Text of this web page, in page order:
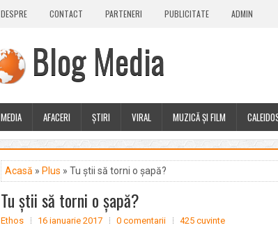
DESPRE CONTACT PARTENERI PUBLICITATE ADMIN
Blog Media
MEDIA AFACERI ȘTIRI VIRAL MUZICĂ ȘI FILM
Acasă » Plus » Tu știi să torni o șapă?
Tu știi să torni o șapă?
Ethos 16 ianuarie 2017 0 comentarii 425 cuvinte